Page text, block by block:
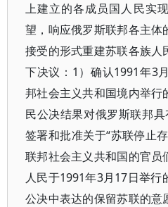
上建立的各成员国人民实
望，响应俄罗斯联邦各主体
接受的形式重建苏联各族人
下决议：1）确认1991年3
邦社会主义共和国境内举行
民公决结果对俄罗斯联邦具
签署和批准关于“苏联停止
联邦社会主义共和国的官
人民于1991年3月17日举行
公决中表达的保留苏联的意